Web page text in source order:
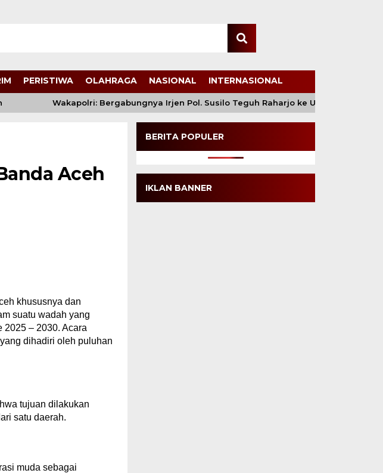
PERISTIWA OLAHRAGA NASIONAL INTERNASIONAL
Wakapolri: Bergabungnya Irjen Pol. Susilo Teguh Raharjo ke UBISA Perkuat
Aceh
khususnya dan
suatu wadah yang
2025 – 2030. Acara
dihadiri oleh puluhan
tujuan dilakukan
satu daerah.
muda sebagai
BERITA POPULER
IKLAN BANNER